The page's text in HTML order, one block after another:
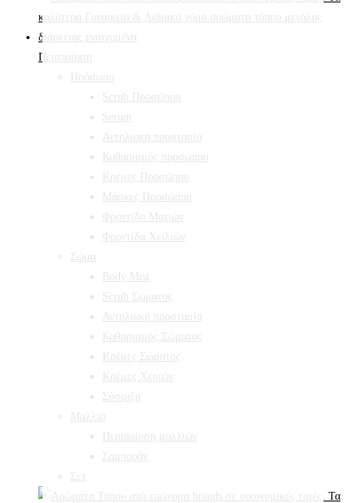
Περιποίηση
Πρόσωπο
Scrub Προσώπου
Serum
Αντηλιακή προστασία
Καθαρισμός προσώπου
Κρέμες Προσώπου
Μάσκες Προσώπου
Φροντίδα Ματιών
Φροντίδα Χειλιών
Σώμα
Body Mist
Scrub Σώματος
Αντηλιακή προστασία
Καθαρισμός Σώματος
Κρέμες Σώματος
Κρέμες Χεριών
Σύσφιξη
Mαλλιά
Περιποίηση μαλλιών
Σαμπουάν
Σετ